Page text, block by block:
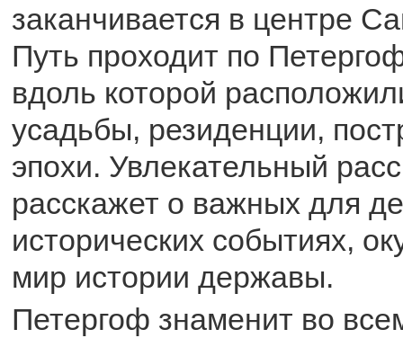
заканчивается в центре
Путь проходит по
вдоль которой
усадьбы, резиденции,
эпохи. Увлекательный
расскажет о важных для
исторических событиях,
мир истории державы.
Петергоф знаменит во